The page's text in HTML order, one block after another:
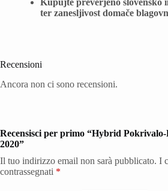
Kupujte preverjeno slovensko
ter zanesljivost domače
Recensioni
Ancora non ci sono recensioni.
Recensisci per primo “Hybrid Pokrivalo-
2020”
Il tuo indirizzo email non sarà pubblicato. I
contrassegnati *